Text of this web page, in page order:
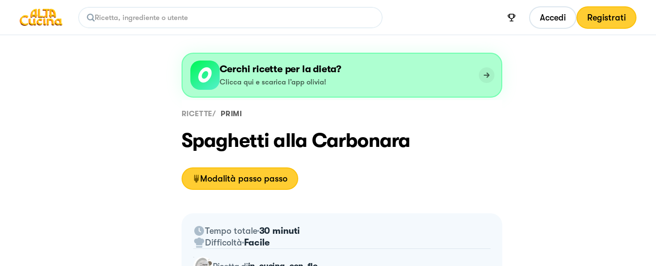
Accedi Registrati
Cerchi ricette per la dieta?
Clicca qui e scarica l’app olivia!
RICETTE/ PRIMI
Spaghetti alla Carbonara
Modalità passo passo
Tempo totale 30 minuti
Difficoltà Facile